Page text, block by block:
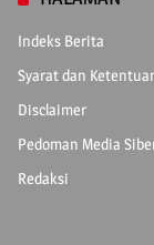
Indeks Berita
Syarat dan
Disclaimer
Pedoman Media
Redaksi